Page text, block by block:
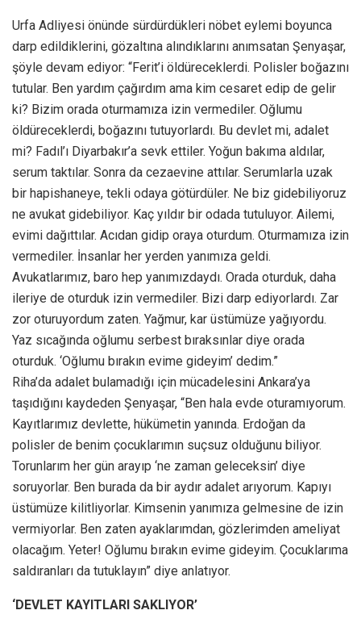
Urfa Adliyesi önünde sürdürdükleri nöbet eylemi boyunca
darp edildiklerini, gözaltına alındıklarını anımsatan Şenyaşar,
şöyle devam ediyor: “Ferit’i öldüreceklerdi. Polisler boğazını
tutular. Ben yardım çağırdım ama kim cesaret edip de gelir
ki? Bizim orada oturmamıza izin vermediler. Oğlumu
öldüreceklerdi, boğazını tutuyorlardı. Bu devlet mi, adalet
mi? Fadıl’ı Diyarbakır’a sevk ettiler. Yoğun bakıma aldılar,
serum taktılar. Sonra da cezaevine attılar. Serumlarla uzak
bir hapishaneye, tekli odaya götürdüler. Ne biz gidebiliyoruz
ne avukat gidebiliyor. Kaç yıldır bir odada tutuluyor. Ailemi,
evimi dağıttılar. Acıdan gidip oraya oturdum. Oturmamıza izin
vermediler. İnsanlar her yerden yanımıza geldi.
Avukatlarımız, baro hep yanımızdaydı. Orada oturduk, daha
ileriye de oturduk izin vermediler. Bizi darp ediyorlardı. Zar
zor oturuyordum zaten. Yağmur, kar üstümüze yağıyordu.
Yaz sıcağında oğlumu serbest bıraksınlar diye orada
oturduk. ‘Oğlumu bırakın evime gideyim’ dedim.”
Riha’da adalet bulamadığı için mücadelesini Ankara’ya
taşıdığını kaydeden Şenyaşar, “Ben hala evde oturamıyorum.
Kayıtlarımız devlette, hükümetin yanında. Erdoğan da
polisler de benim çocuklarımın suçsuz olduğunu biliyor.
Torunlarım her gün arayıp ‘ne zaman geleceksin’ diye
soruyorlar. Ben burada da bir aydır adalet arıyorum. Kapıyı
üstümüze kilitliyorlar. Kimsenin yanımıza gelmesine de izin
vermiyorlar. Ben zaten ayaklarımdan, gözlerimden ameliyat
olacağım. Yeter! Oğlumu bırakın evime gideyim. Çocuklarıma
saldıranları da tutuklayın” diye anlatıyor.
‘DEVLET KAYITLARI SAKLIYOR’